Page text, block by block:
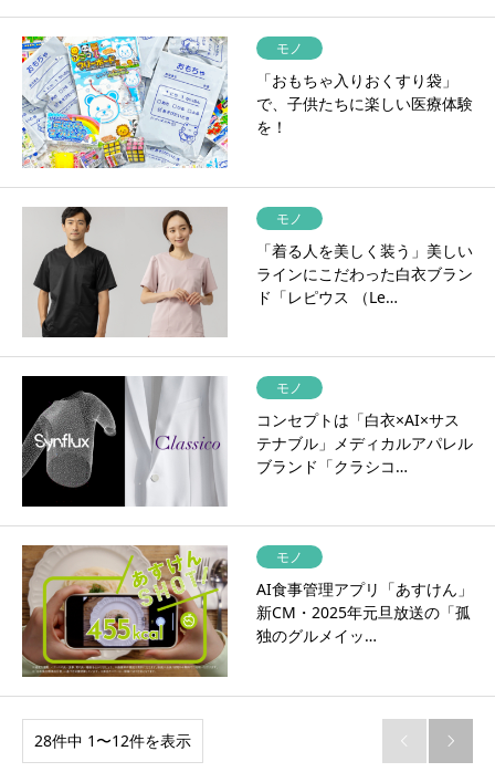
モノ
「おもちゃ入りおくすり袋」
で、子供たちに楽しい医療体験
を！
モノ
「着る人を美しく装う」美しい
ラインにこだわった白衣ブラン
ド「レピウス （Le…
モノ
コンセプトは「白衣×AI×サス
テナブル」メディカルアパレル
ブランド「クラシコ…
モノ
AI食事管理アプリ「あすけん」
新CM・2025年元旦放送の「孤
独のグルメイッ…
28件中 1〜12件を表示  